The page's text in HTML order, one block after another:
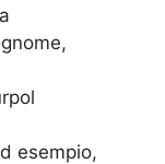
esempio,